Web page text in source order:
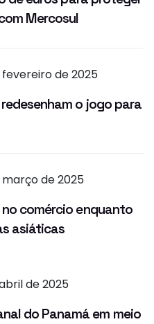
Mercosul
de 2025
o jogo para
de 2025
comércio enquanto
asiáticas
de 2025
do Panamá em meio